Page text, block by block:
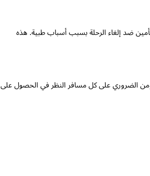
ضد إلغاء الرحلة بسبب أسباب طبية. هذه
ومن الضروري على كل مسافر النظر في الحصول على